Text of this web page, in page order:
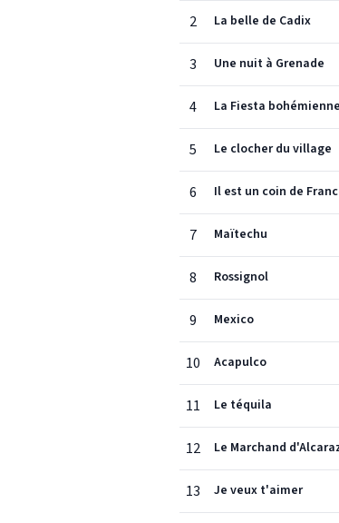
2 La belle de Cadix
3 Une nuit à Grenade
4 La Fiesta bohémienne
5 Le clocher du village
6 Il est un coin de
7 Maïtechu
8 Rossignol
9 Mexico
10 Acapulco
11 Le téquila
12 Le Marchand
13 Je veux t'aimer